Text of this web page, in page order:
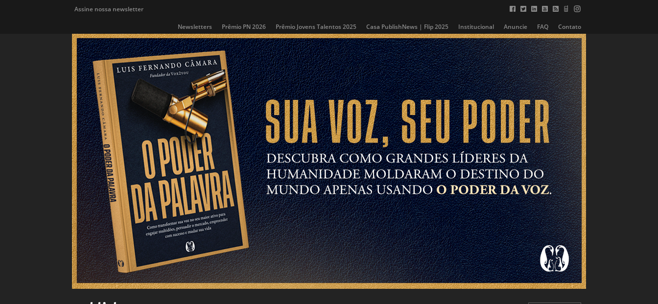
Assine nossa newsletter
Newsletters Prêmio PN 2026 Prêmio Jovens Talentos 2025 Casa PublishNews | Flip 2025 Institucional Anuncie FAQ Contato